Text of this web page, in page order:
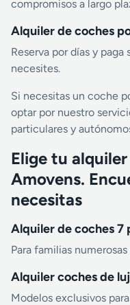
compromisos a largo
Alquiler de coches
Reserva por días y
necesites.
Si necesitas un coche
optar por nuestro
particulares y
Elige tu
Amovens.
necesitas
Alquiler de coches 7
Para familias
Alquiler coches de
Modelos exclusivos